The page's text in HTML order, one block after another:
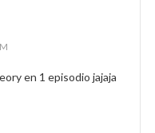
en 1 episodio jajaja